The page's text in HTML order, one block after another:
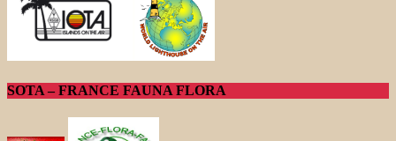
SOTA – FRANCE FAUNA FLORA